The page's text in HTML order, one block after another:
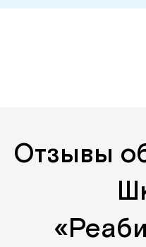
Отзывы